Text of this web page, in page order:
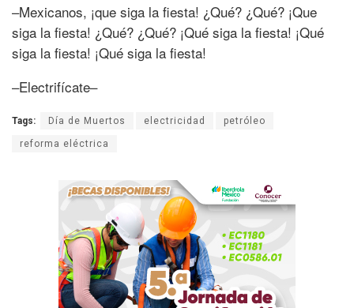
–Mexicanos, ¡que siga la fiesta! ¿Qué? ¿Qué? ¡Que
siga la fiesta! ¿Qué? ¿Qué? ¡Qué siga la fiesta! ¡Qué
siga la fiesta! ¡Qué siga la fiesta!
–Electrifícate–
Tags: Día de Muertos electricidad petróleo
reforma eléctrica